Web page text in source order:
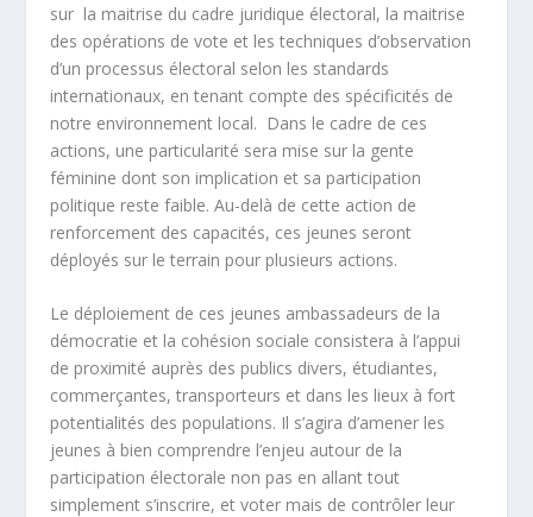
sur la maitrise du cadre juridique électoral, la maitrise
des opérations de vote et les techniques d’observation
d’un processus électoral selon les standards
internationaux, en tenant compte des spécificités de
notre environnement local. Dans le cadre de ces
actions, une particularité sera mise sur la gente
féminine dont son implication et sa participation
politique reste faible. Au-delà de cette action de
renforcement des capacités, ces jeunes seront
déployés sur le terrain pour plusieurs actions.
Le déploiement de ces jeunes ambassadeurs de la
démocratie et la cohésion sociale consistera à l’appui
de proximité auprès des publics divers, étudiantes,
commerçantes, transporteurs et dans les lieux à fort
potentialités des populations. Il s’agira d’amener les
jeunes à bien comprendre l’enjeu autour de la
participation électorale non pas en allant tout
simplement s’inscrire, et voter mais de contrôler leur